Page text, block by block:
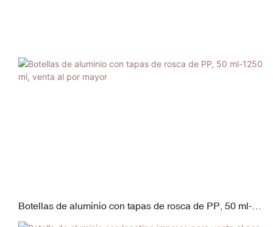
Botellas de aluminio con tapas de rosca de PP, 50 ml-
1250 ml, venta al por mayor